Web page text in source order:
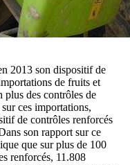
2013 son dispositif de
de fruits et
plus des contrôles de
ces importations,
de contrôles renforcés
son rapport sur ce
que sur plus de 100
renforcés, 11.808